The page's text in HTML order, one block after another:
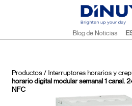
Blog de Noticias
Productos/ Interruptores horarios y
horario digital modular semanal 1 canal.
NFC